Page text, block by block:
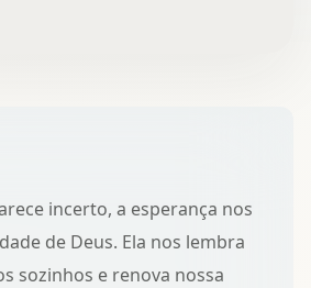
incerto, a esperança nos
de Deus. Ela nos lembra
sozinhos e renova nossa